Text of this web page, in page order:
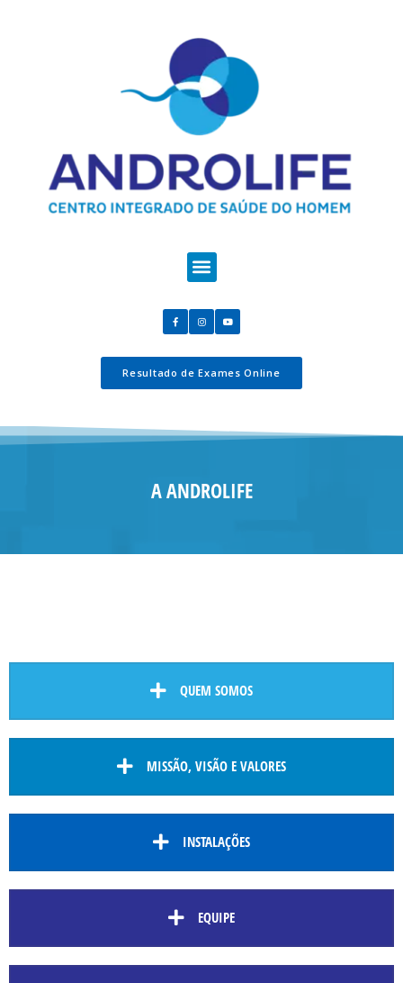
Resultado de Exames Online
A ANDROLIFE
QUEM SOMOS
MISSÃO, VISÃO E VALORES
INSTALAÇÕES
EQUIPE